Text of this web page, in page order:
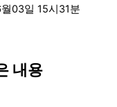
03일 15시31분
내용